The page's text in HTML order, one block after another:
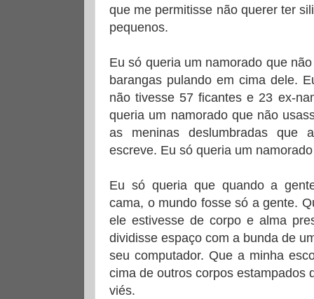
que me permitisse não querer ter
pequenos.
Eu só queria um namorado que
barangas pulando em cima dele.
não tivesse 57 ficantes e 23 ex-
queria um namorado que não
as meninas deslumbradas
escreve. Eu só queria um
Eu só queria que quando a
cama, o mundo fosse só a gente.
ele estivesse de corpo e alma
dividisse espaço com a bunda de
seu computador. Que a minha
cima de outros corpos estampados
viés.